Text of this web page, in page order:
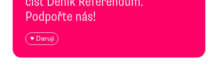
Podpořte nás!
♥ Daruji